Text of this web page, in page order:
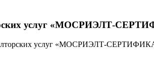
услуг «МОСРИЭЛТ-
риэлторских услуг «МОСРИЭЛТ-